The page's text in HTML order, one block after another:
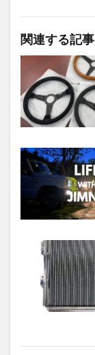
関連する記事